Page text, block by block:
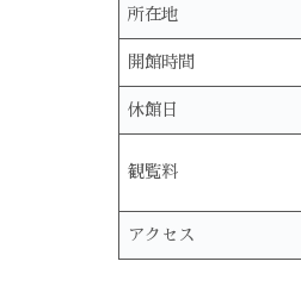
所在地
開館時間
休館日
観覧料
アクセス